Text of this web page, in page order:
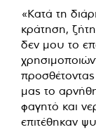
«Κατά τη
κράτηση,
δεν μου το
μας το
φαγητό και
επιτέθηκαν